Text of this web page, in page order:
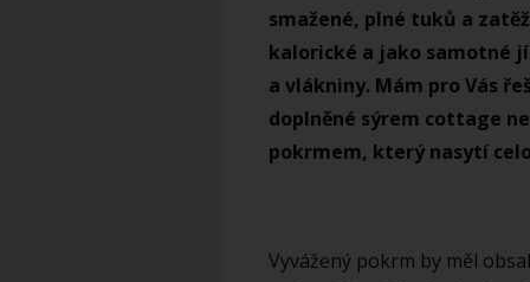
smažené, plné tuků a
kalorické a jako samotné
a vlákniny. Mám pro Vás
doplněné sýrem cottage
pokrmem, který nasytí
Vyvážený pokrm by měl